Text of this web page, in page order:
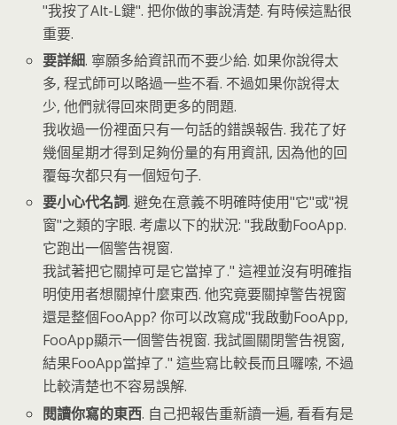
"我按了Alt-L鍵". 把你做的事說清楚. 有時候這點很
重要.
要詳細. 寧願多給資訊而不要少給. 如果你說得太
多, 程式師可以略過一些不看. 不過如果你說得太
少, 他們就得回來問更多的問題.
我收過一份裡面只有一句話的錯誤報告. 我花了好
幾個星期才得到足夠份量的有用資訊, 因為他的回
覆每次都只有一個短句子.
要小心代名詞. 避免在意義不明確時使用"它"或"視
窗"之類的字眼. 考慮以下的狀況: "我啟動FooApp.
它跑出一個警告視窗.
我試著把它關掉可是它當掉了." 這裡並沒有明確指
明使用者想關掉什麼東西. 他究竟要關掉警告視窗
還是整個FooApp? 你可以改寫成"我啟動FooApp,
FooApp顯示一個警告視窗. 我試圖關閉警告視窗,
結果FooApp當掉了." 這些寫比較長而且囉嗦, 不過
比較清楚也不容易誤解.
閱讀你寫的東西. 自己把報告重新讀一遍, 看看有是